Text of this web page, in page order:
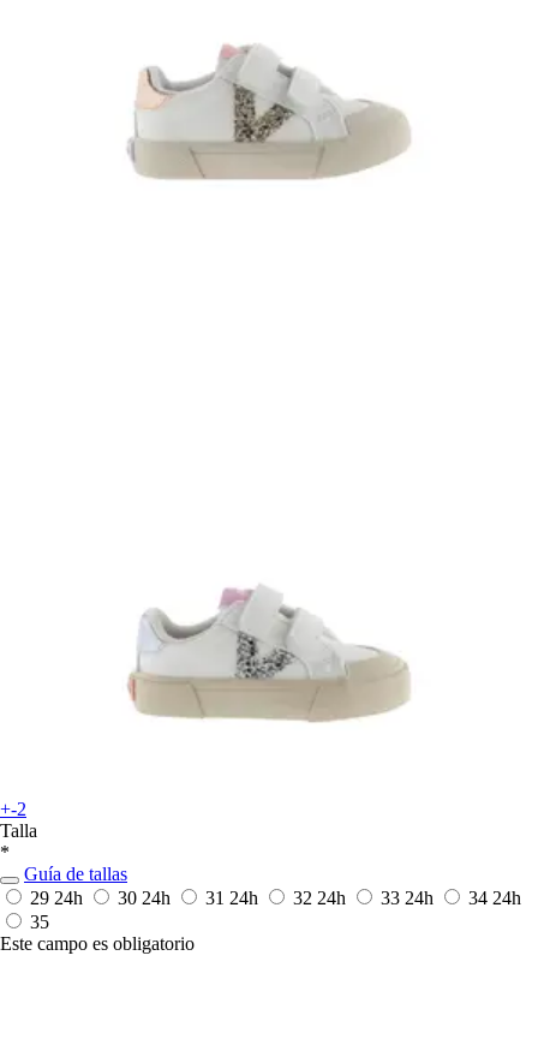
+-2
Talla
*
Guía de tallas
29 24h 30 24h 31 24h 32 24h 33 24h 34 24h
35
Este campo es obligatorio